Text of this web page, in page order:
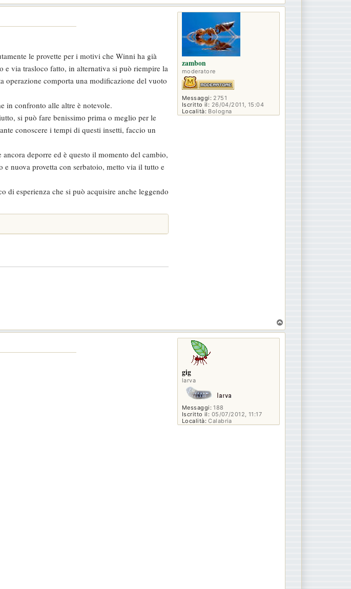
o
zambon
moderatore
Messaggi: 2751
Iscritto il: 26/04/2011, 15:04
Località: Bologna
le provette per i motivi che Winni ha già
e via trasloco fatto, in alternativa si può riempire la
operazione comporta una modificazione del vuoto
in confronto alle altre è notevole.
si può fare benissimo prima o meglio per le
conoscere i tempi di questi insetti, faccio un
deporre ed è questo il momento del cambio,
e nuova provetta con serbatoio, metto via il tutto e
di esperienza che si può acquisire anche leggendo
o
gig
larva
Messaggi: 188
Iscritto il: 05/07/2012, 11:17
Località: Calabria